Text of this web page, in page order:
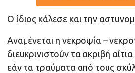
Ο ίδιος κάλεσε και την
Αναμένεται η νεκροψία –
διευκρινιστούν τα ακριβή
εάν τα τραύματα από τους